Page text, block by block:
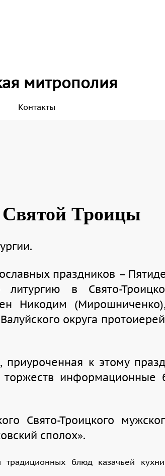
Контакты
Троицы
праздников –
в Свято-
Никодим
округа
к этому
торжеств
Свято-Троицкого
сполох».
блюд казачьей